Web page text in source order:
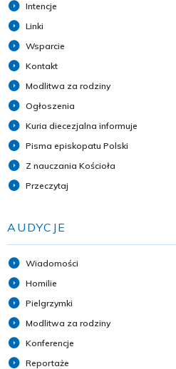
Intencje
Linki
Wsparcie
Kontakt
Modlitwa za rodziny
Ogłoszenia
Kuria diecezjalna informuje
Pisma episkopatu Polski
Z nauczania Kościoła
Przeczytaj
AUDYCJE
Wiadomości
Homilie
Pielgrzymki
Modlitwa za rodziny
Konferencje
Reportaże